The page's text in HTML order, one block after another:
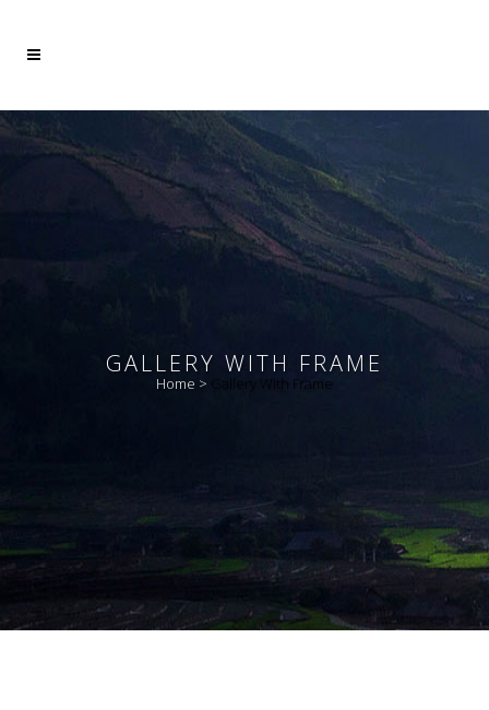
GALLERY WITH FRAME
Home > Gallery With Frame